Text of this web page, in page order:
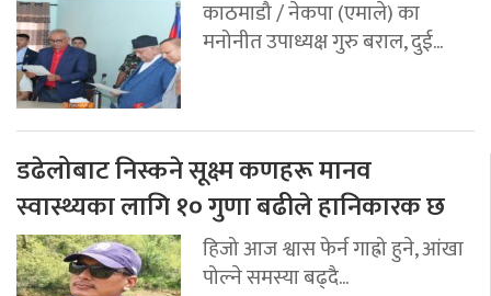
काठमाडौ / नेकपा (एमाले) का
मनोनीत उपाध्यक्ष गुरु बराल, दुई...
डढेलोबाट निस्कने सूक्ष्म कणहरू मानव
स्वास्थ्यका लागि १० गुणा बढीले हानिकारक छ
हिजो आज श्वास फेर्न गाह्रो हुने, आंखा
पोल्ने समस्या बढ्दै...